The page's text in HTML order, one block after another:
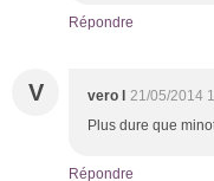
Répondre
V vero l 21/05/2014
Plus dure que
Répondre